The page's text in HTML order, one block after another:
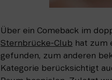
Über ein Comeback im
Sternbrücke-Club hat zum
gefunden, zum anderen
Kategorie berücksichtigt